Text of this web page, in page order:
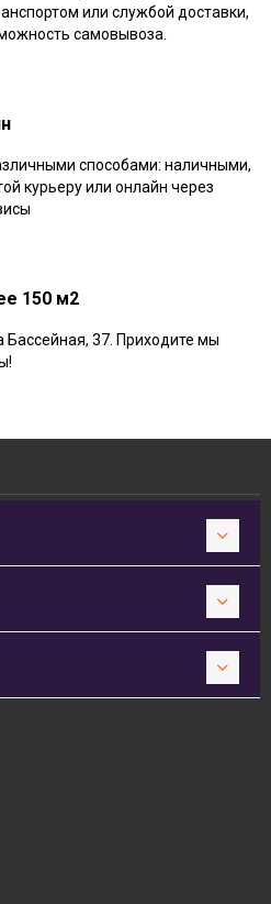
или службой доставки,
самовывоза.
способами: наличными,
курьеру или онлайн через
150 м2
Бассейная, 37. Приходите мы